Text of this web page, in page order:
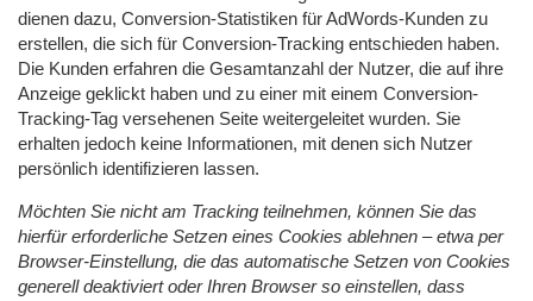
dienen dazu, Conversion-Statistiken für AdWords-Kunden zu
erstellen, die sich für Conversion-Tracking entschieden haben.
Die Kunden erfahren die Gesamtanzahl der Nutzer, die auf ihre
Anzeige geklickt haben und zu einer mit einem Conversion-
Tracking-Tag versehenen Seite weitergeleitet wurden. Sie
erhalten jedoch keine Informationen, mit denen sich Nutzer
persönlich identifizieren lassen.
Möchten Sie nicht am Tracking teilnehmen, können Sie das
hierfür erforderliche Setzen eines Cookies ablehnen – etwa per
Browser-Einstellung, die das automatische Setzen von Cookies
generell deaktiviert oder Ihren Browser so einstellen, dass